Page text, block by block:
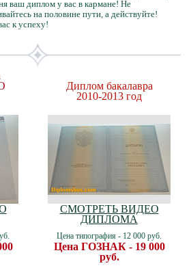
ваш диплом у вас в кармане! Не
на половине пути, а действуйте!
к успеху!
Диплом бакалавра
2010-2013 год
СМОТРЕТЬ ВИДЕО
ДИПЛОМА
Цена типография - 12 000 руб.
Цена ГОЗНАК - 19 000
руб.